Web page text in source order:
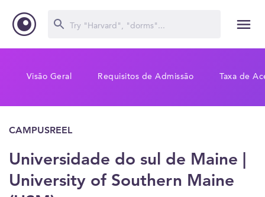
Visão Geral Requisitos de Admissão Taxa de
CAMPUSREEL
Universidade do sul de Maine |
University of Southern Maine